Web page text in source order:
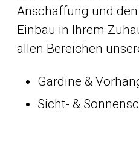
Anschaffung und
Einbau in Ihrem
allen Bereichen
Gardine &
Sicht- &